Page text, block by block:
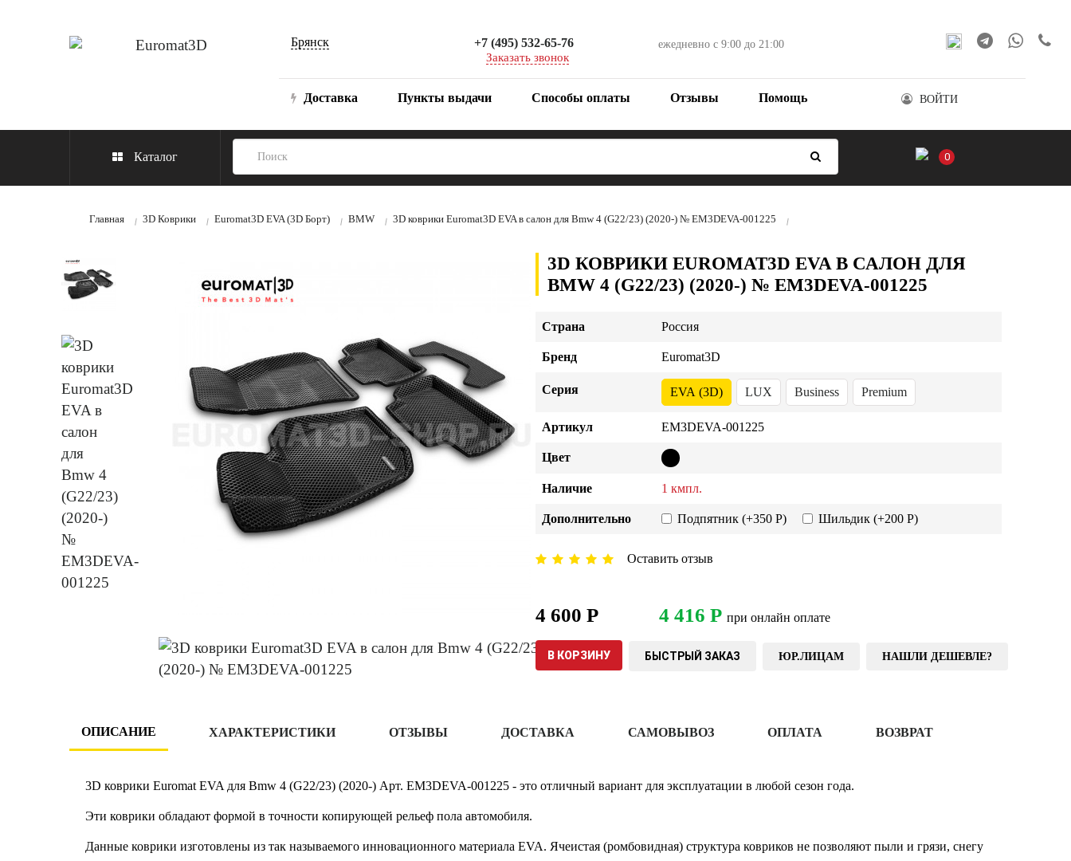
Брянск +7 (495) 532-65-76
Заказать звонок
ежедневнос 9:00 до 21:00
Доставка Пункты выдачи Способы оплаты Отзывы Помощь ВОЙТИ
Каталог 0
Главная 3D Коврики Euromat3D EVA (3D Борт) BMW 3D коврики Euromat3D EVA в салон для Bmw 4 (G22/23) (2020-) № EM3DEVA-001225
3D КОВРИКИ EUROMAT3D EVA В САЛОН ДЛЯ
BMW 4 (G22/23) (2020-) № EM3DEVA-001225
Страна Россия
Бренд Euromat3D
Серия EVA (3D) LUX Business Premium
Артикул EM3DEVA-001225
Цвет
Наличие 1 кмпл.
Дополнительно Подпятник (+350 Р) Шильдик (+200 Р)
Оставить отзыв
4 600 Р 4 416 Р при онлайн оплате
В КОРЗИНУ БЫСТРЫЙ ЗАКАЗ ЮР.ЛИЦАМ НАШЛИ ДЕШЕВЛЕ?
ОПИСАНИЕ ХАРАКТЕРИСТИКИ ОТЗЫВЫ ДОСТАВКА САМОВЫВОЗ ОПЛАТА ВОЗВРАТ
3D коврики Euromat EVA для Bmw 4 (G22/23) (2020-) Арт. EM3DEVA-001225 - это отличный вариант для эксплуатации в любой сезон года.
Эти коврики обладают формой в точности копирующей рельеф пола автомобиля.
Данные коврики изготовлены из так называемого инновационного материала EVA. Ячеистая (ромбовидная) структура ковриков не позволяют пыли и грязи, снегу